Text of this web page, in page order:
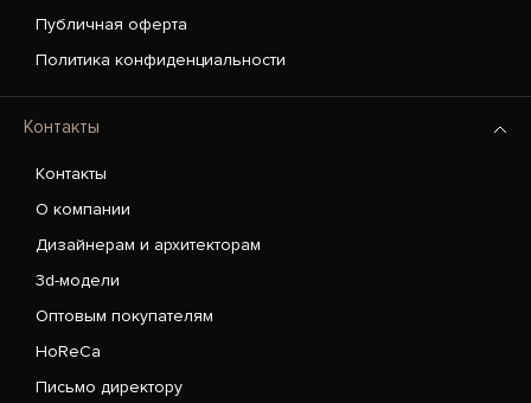
Публичная оферта
Политика конфиденциальности
Контакты
Контакты
О компании
Дизайнерам и архитекторам
3d-модели
Оптовым покупателям
HoReCa
Письмо директору